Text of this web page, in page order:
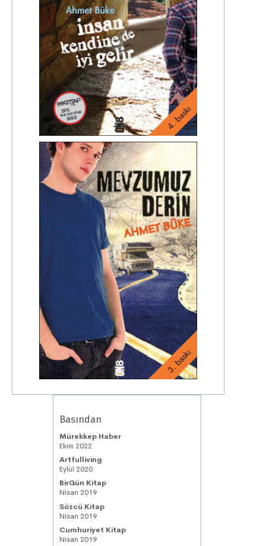
4. baskı
3. baskı
Basından
Mürekkep Haber
Ekim 2022
Artfulliving
Eylül 2020
BirGün Kitap
Nisan 2019
Sözcü Kitap
Nisan 2019
Cumhuriyet Kitap
Nisan 2019